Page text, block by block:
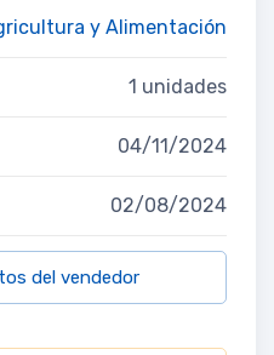
y Alimentación
1 unidades
04/11/2024
02/08/2024
del vendedor